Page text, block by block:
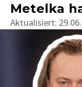
Metelka
Aktualisiert: